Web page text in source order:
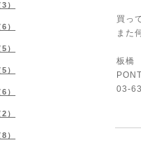
買っ
また
板橋
03-
）
）
）
）
）
）
）